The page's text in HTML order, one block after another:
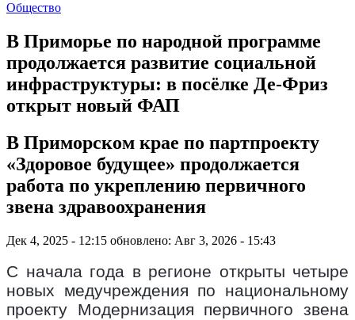
Общество
В Приморье по народной программе
продолжается развитие социальной
инфраструктуры: в посёлке Де-Фриз
открыт новый ФАП
В Приморском крае по партпроекту
«Здоровое будущее» продолжается
работа по укреплению первичного
звена здравоохранения
Дек 4, 2025 - 12:15 обновлено: Авг 3, 2026 - 15:43
С начала года в регионе открыты четыре
новых медучреждения по национальному
проекту Модернизация первичного звена